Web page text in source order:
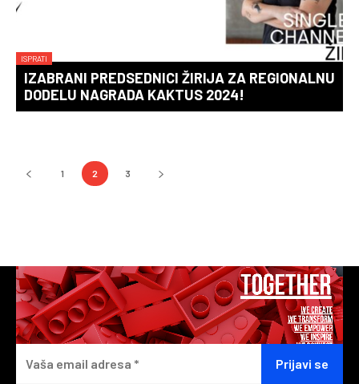
ISPRATI
IZABRANI PREDSEDNICI ŽIRIJA ZA REGIONALNU
DODELU NAGRADA KAKTUS 2024!
1 2 3